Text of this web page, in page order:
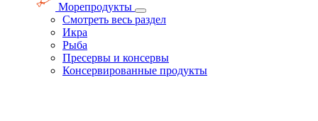
Морепродукты
Смотреть весь раздел
Икра
Рыба
Пресервы и консервы
Консервированные продукты